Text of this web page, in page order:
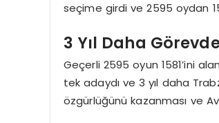
seçime girdi ve 2595 oydan
3 Yıl Daha
Geçerli 2595 oyun 1581’ini
tek adaydı ve 3 yıl daha
özgürlüğünü kazanması ve